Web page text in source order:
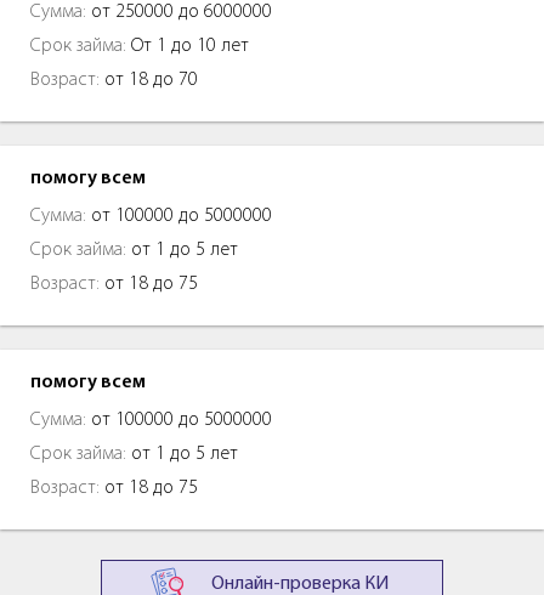
Сумма: от 250000 до 6000000
Срок займа: От 1 до 10 лет
Возраст: от 18 до 70
помогу всем
Сумма: от 100000 до 5000000
Срок займа: от 1 до 5 лет
Возраст: от 18 до 75
помогу всем
Сумма: от 100000 до 5000000
Срок займа: от 1 до 5 лет
Возраст: от 18 до 75
Онлайн-проверка КИ